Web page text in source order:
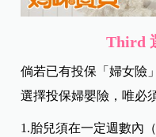
Third
倘若已有投保「婦女險
選擇投保婦嬰險，唯必
1.胎兒須在一定週數內